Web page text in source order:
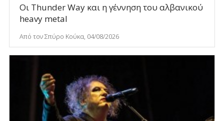
Οι Thunder Way και η γέννηση του αλβανικού
heavy metal
Από τον Σπύρο Κούκα, 04/08/2026